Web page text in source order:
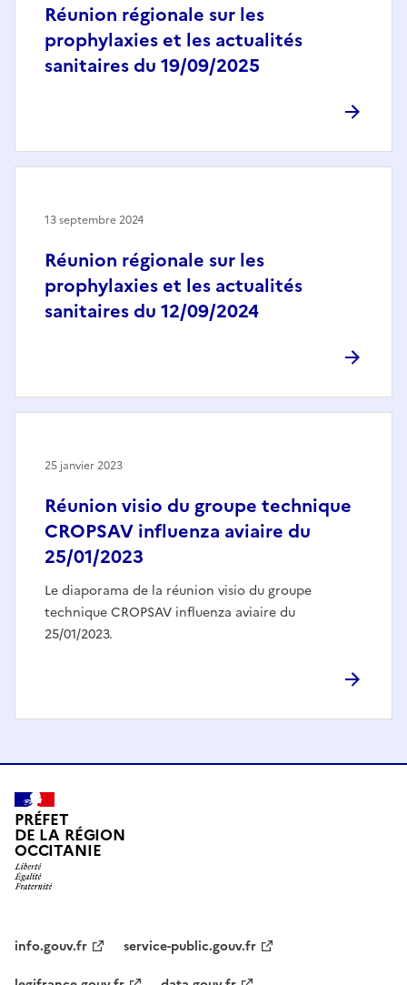
Réunion régionale sur les
prophylaxies et les actualités
sanitaires du 19/09/2025
Réunion régionale sur les
prophylaxies et les actualités
sanitaires du 12/09/2024
13 septembre 2024
Réunion visio du groupe technique
CROPSAV influenza aviaire du
25/01/2023
Le diaporama de la réunion visio du groupe
technique CROPSAV influenza aviaire du
25/01/2023.
25 janvier 2023
PRÉFET
DE LA RÉGION
OCCITANIE
info.gouv.fr
service-public.gouv.fr